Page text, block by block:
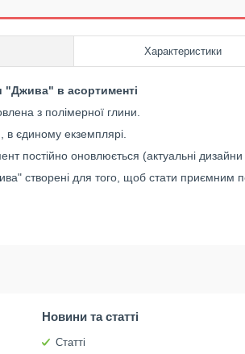
Характеристики
"Джива" в асортименті
з полімерної глини.
єдиному екземплярі.
постійно оновлюється (актуальні
створені для того, щоб стати
Новини та статті
Статті